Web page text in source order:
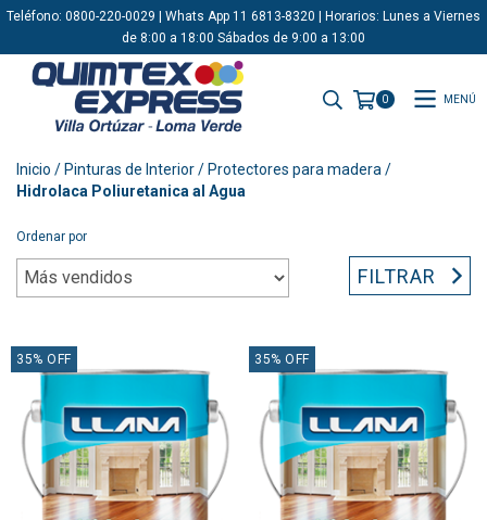
Teléfono: 0800-220-0029 | Whats App 11 6813-8320 | Horarios: Lunes a Viernes
de 8:00 a 18:00 Sábados de 9:00 a 13:00
0 MENÚ
Inicio / Pinturas de Interior/ Protectores para madera /
Hidrolaca Poliuretanica al Agua
Ordenar por
FILTRAR
35% OFF 35% OFF